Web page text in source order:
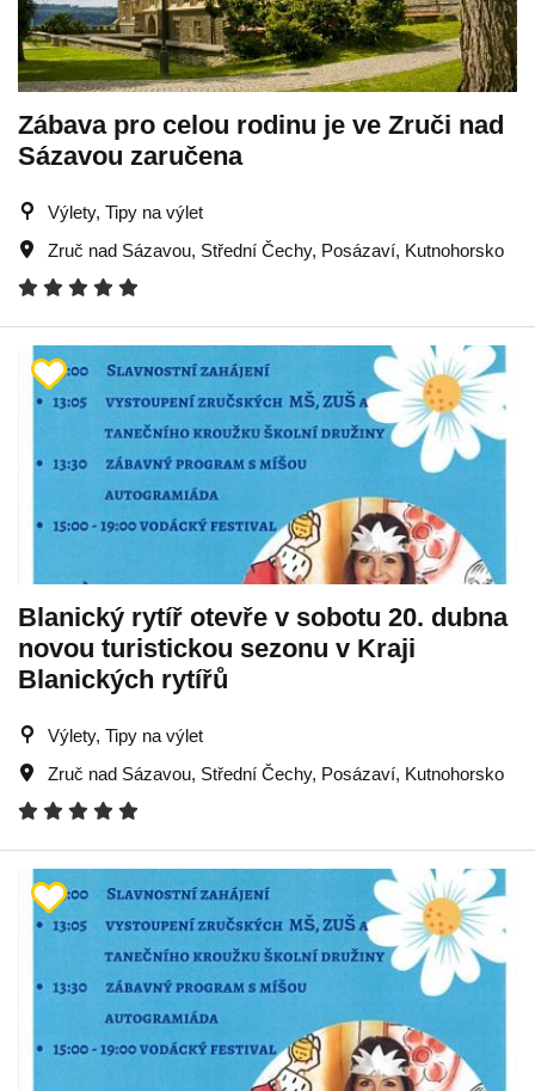
Zábava pro celou rodinu je ve Zruči nad
Sázavou zaručena
Výlety, Tipy na výlet
Zruč nad Sázavou, Střední Čechy, Posázaví, Kutnohorsko
Blanický rytíř otevře v sobotu 20. dubna
novou turistickou sezonu v Kraji
Blanických rytířů
Výlety, Tipy na výlet
Zruč nad Sázavou, Střední Čechy, Posázaví, Kutnohorsko